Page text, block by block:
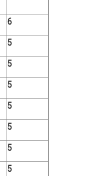
6
5
5
5
5
5
5
5